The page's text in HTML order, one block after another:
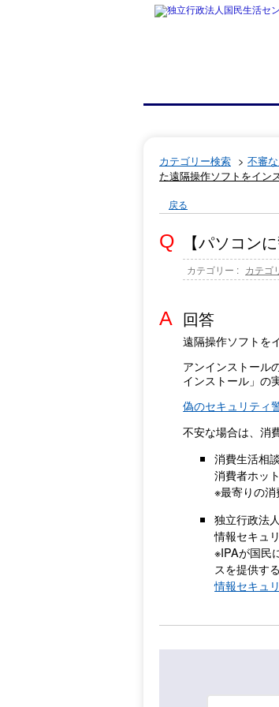
カテゴリー検索 > 不審
た遠隔操作ソフトをイン
戻る
【パソコン
カテゴリー : カテゴ
回答
遠隔操作ソフトを
アンインストール
インストール」の
偽のセキュリティ
不安な場合は、消
消費生活相
消費者ホッ
※最寄りの
独立行政法
情報セキュ
※IPAが国民
スを提供す
情報セキュ